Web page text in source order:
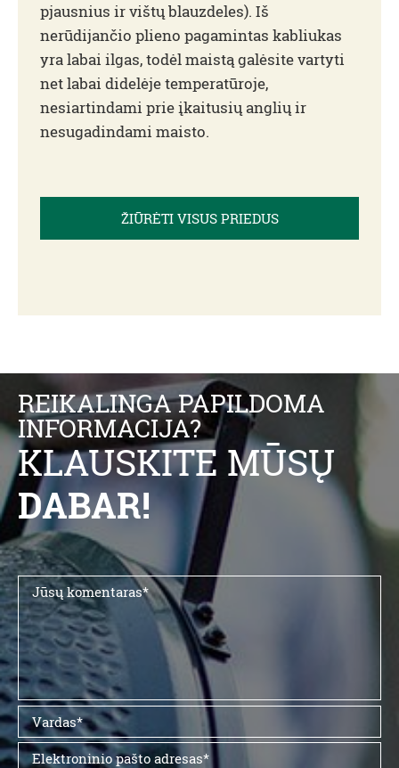
pjausnius ir vištų blauzdeles). Iš
nerūdijančio plieno pagamintas kabliukas
yra labai ilgas, todėl maistą galėsite vartyti
net labai didelėje temperatūroje,
nesiartindami prie įkaitusių anglių ir
nesugadindami maisto.
ŽIŪRĖTI VISUS PRIEDUS
REIKALINGA PAPILDOMA
INFORMACIJA?
KLAUSKITE MŪSŲ
DABAR!